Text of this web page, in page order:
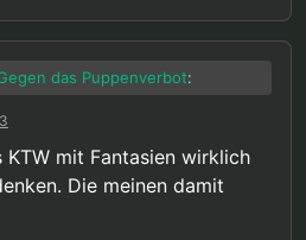
das Puppenverbot:
– nicht über Rechtspolitik,
Ihre persönliche Situation –,
unser Angebot offen.
in
KTW mit Fantasien wirklich
Die meinen damit